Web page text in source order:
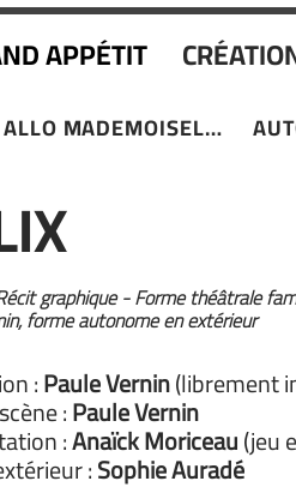
APPÉTIT
ALLO MADEMOISELLE
graphique - Forme théâtrale
forme autonome en extérieur
:Paule Vernin(librement
:Paule Vernin
:Anaïck Moriceau(jeu
:Sophie Auradé